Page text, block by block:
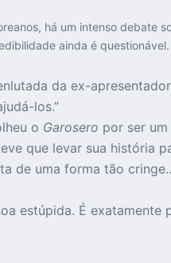
há um intenso debate
ainda é questionável.
da ex-
los.”
o Garosero por ser
que levar sua história
de uma forma tão
estúpida. É